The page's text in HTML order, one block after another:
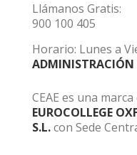
Llámanos Gratis:
900 100 405
Horario: Lunes a
ADMINISTRACIÓN
CEAE es una
EUROCOLLEGE
S.L.con Sede